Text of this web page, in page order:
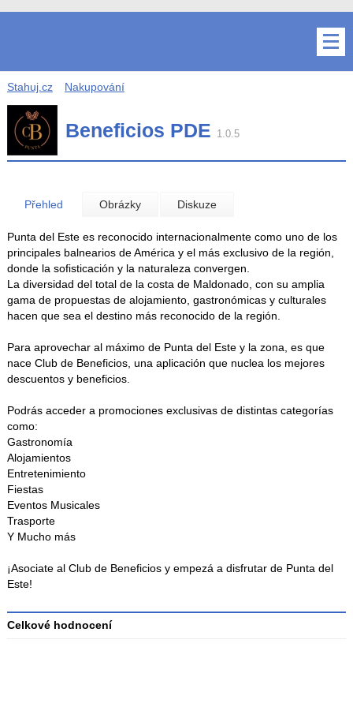
Stahuj.cz Nakupování
Beneficios PDE 1.0.5
Přehled Obrázky Diskuze
Punta del Este es reconocido internacionalmente como uno de los
principales balnearios de América y el más exclusivo de la región,
donde la sofisticación y la naturaleza convergen.
La diversidad del total de la costa de Maldonado, con su amplia
gama de propuestas de alojamiento, gastronómicas y culturales
hacen que sea el destino más reconocido de la región.
Para aprovechar al máximo de Punta del Este y la zona, es que
nace Club de Beneficios, una aplicación que nuclea los mejores
descuentos y beneficios.
Podrás acceder a promociones exclusivas de distintas categorías
como:
Gastronomía
Alojamientos
Entretenimiento
Fiestas
Eventos Musicales
Trasporte
Y Mucho más
¡Asociate al Club de Beneficios y empezá a disfrutar de Punta del
Este!
Celkové hodnocení